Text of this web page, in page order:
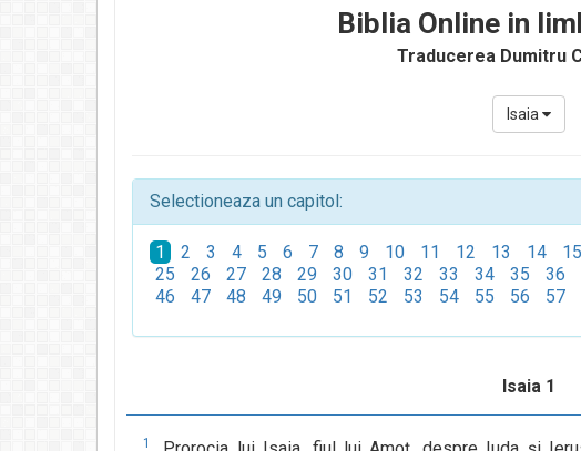
Biblia Online in
Traducerea Dumitru
Isaia
Selectioneaza un capitol:
1 2 3 4 5 6 7 8 9 10 11 12 13 14 15
25
26 27 28 29 30 31 32 33 34 35 36
46
47 48 49 50 51 52 53 54 55 56 57
Isaia 1
1